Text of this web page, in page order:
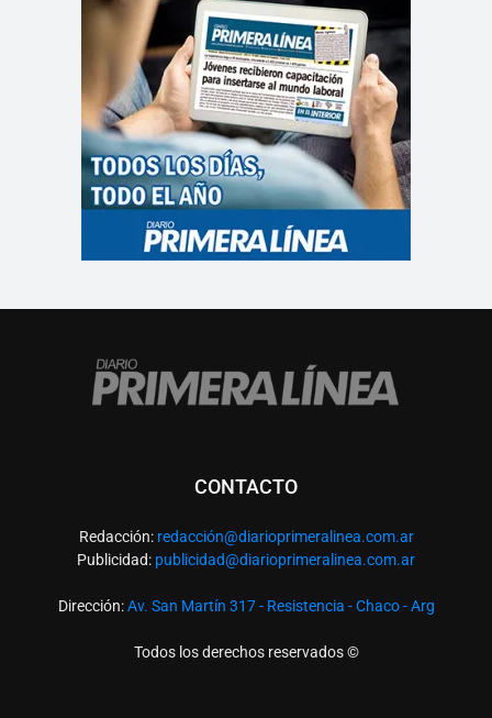
CONTACTO
Redacción: redacción@diarioprimeralinea.com.ar
Publicidad: publicidad@diarioprimeralinea.com.ar
Dirección:Av. San Martín 317 - Resistencia - Chaco - Arg
Todos los derechos reservados ©